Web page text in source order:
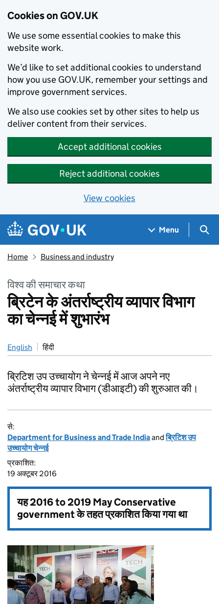
Cookies on GOV.UK
We use some essential cookies to make this
website work.
We’d like to set additional cookies to understand
how you use GOV.UK, remember your settings and
improve government services.
We also use cookies set by other sites to help us
deliver content from their services.
Accept additional cookies
Reject additional cookies
View cookies
Skip to main content
Navigation menu
Menu
Home Business and industry
विश्व की समाचार कथा
ब्रिटेन के अंतर्राष्ट्रीय व्यापार विभाग
का चेन्नई में शुभारंभ
English हिंदी
ब्रिटिश उप उच्चायोग ने चेन्नई में आज अपने नए
अंतर्राष्ट्रीय व्यापार विभाग (डीआइटी) की शुरुआत की।
से:
Department for Business and Trade Indiaandब्रिटिश उप
उच्चायोग चेन्नई
प्रकाशित:
19 अक्टूबर 2016
यह2016 to 2019 May Conservative
governmentके तहत प्रकाशित किया गया था